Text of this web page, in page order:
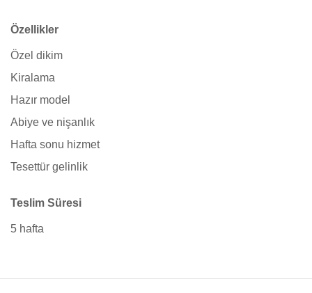
Özellikler
Özel dikim
Kiralama
Hazır model
Abiye ve nişanlık
Hafta sonu hizmet
Tesettür gelinlik
Teslim Süresi
5 hafta